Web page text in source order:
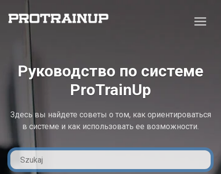
Руководство по системе
ProTrainUp
Здесь вы найдете советы о том, как ориентироваться
в системе и как использовать ее возможности.